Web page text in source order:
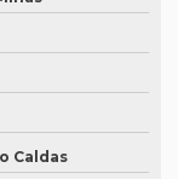
Caldas